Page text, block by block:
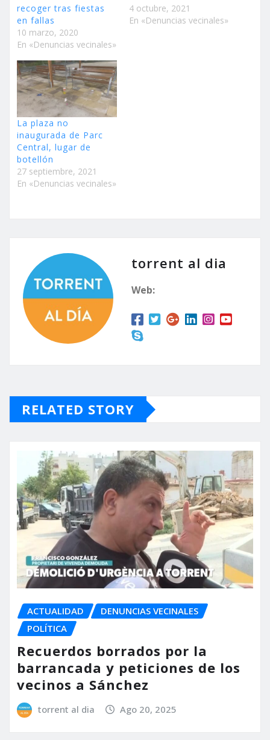
recoger tras fiestas
en fallas
10 marzo, 2020
En «Denuncias vecinales»
4 octubre, 2021
En «Denuncias vecinales»
La plaza no
inaugurada de Parc
Central, lugar de
botellón
27 septiembre, 2021
En «Denuncias vecinales»
torrent al dia
Web:
RELATED STORY
ACTUALIDAD
DENUNCIAS VECINALES
POLÍTICA
Recuerdos borrados por la
barrancada y peticiones de los
vecinos a Sánchez
torrent al dia Ago 20, 2025